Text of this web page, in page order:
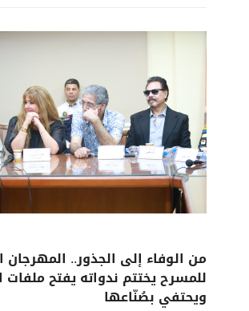
من الوفاء إلى الجذور..
للمسرح يختتم ندواته يفتح ملفات
ويحتفي بصُنّاعها